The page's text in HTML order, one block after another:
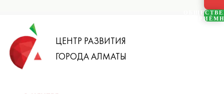
ЦЕНТР РАЗВИТИЯ
ГОРОДА АЛМАТЫ